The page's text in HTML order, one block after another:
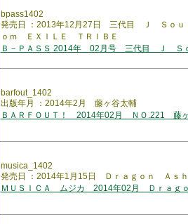
bpass1402
発売日 ：2013年12月27日 三代目 Ｊ Ｓｏ
ｏｍ ＥＸＩＬＥ ＴＲＩＢＥ
Ｂ－ＰＡＳＳ 2014年 02月号 三代目 Ｊ Ｓ
barfout_1402
出版年月 ：2014年2月 藤ヶ谷太輔
ＢＡＲＦＯＵＴ！ 2014年02月 ＮＯ.221 藤
musica_1402
発売日 ：2014年1月15日 Ｄｒａｇｏｎ Ａｓｈ
ＭＵＳＩＣＡ ムジカ 2014年02月 Ｄｒａｇ